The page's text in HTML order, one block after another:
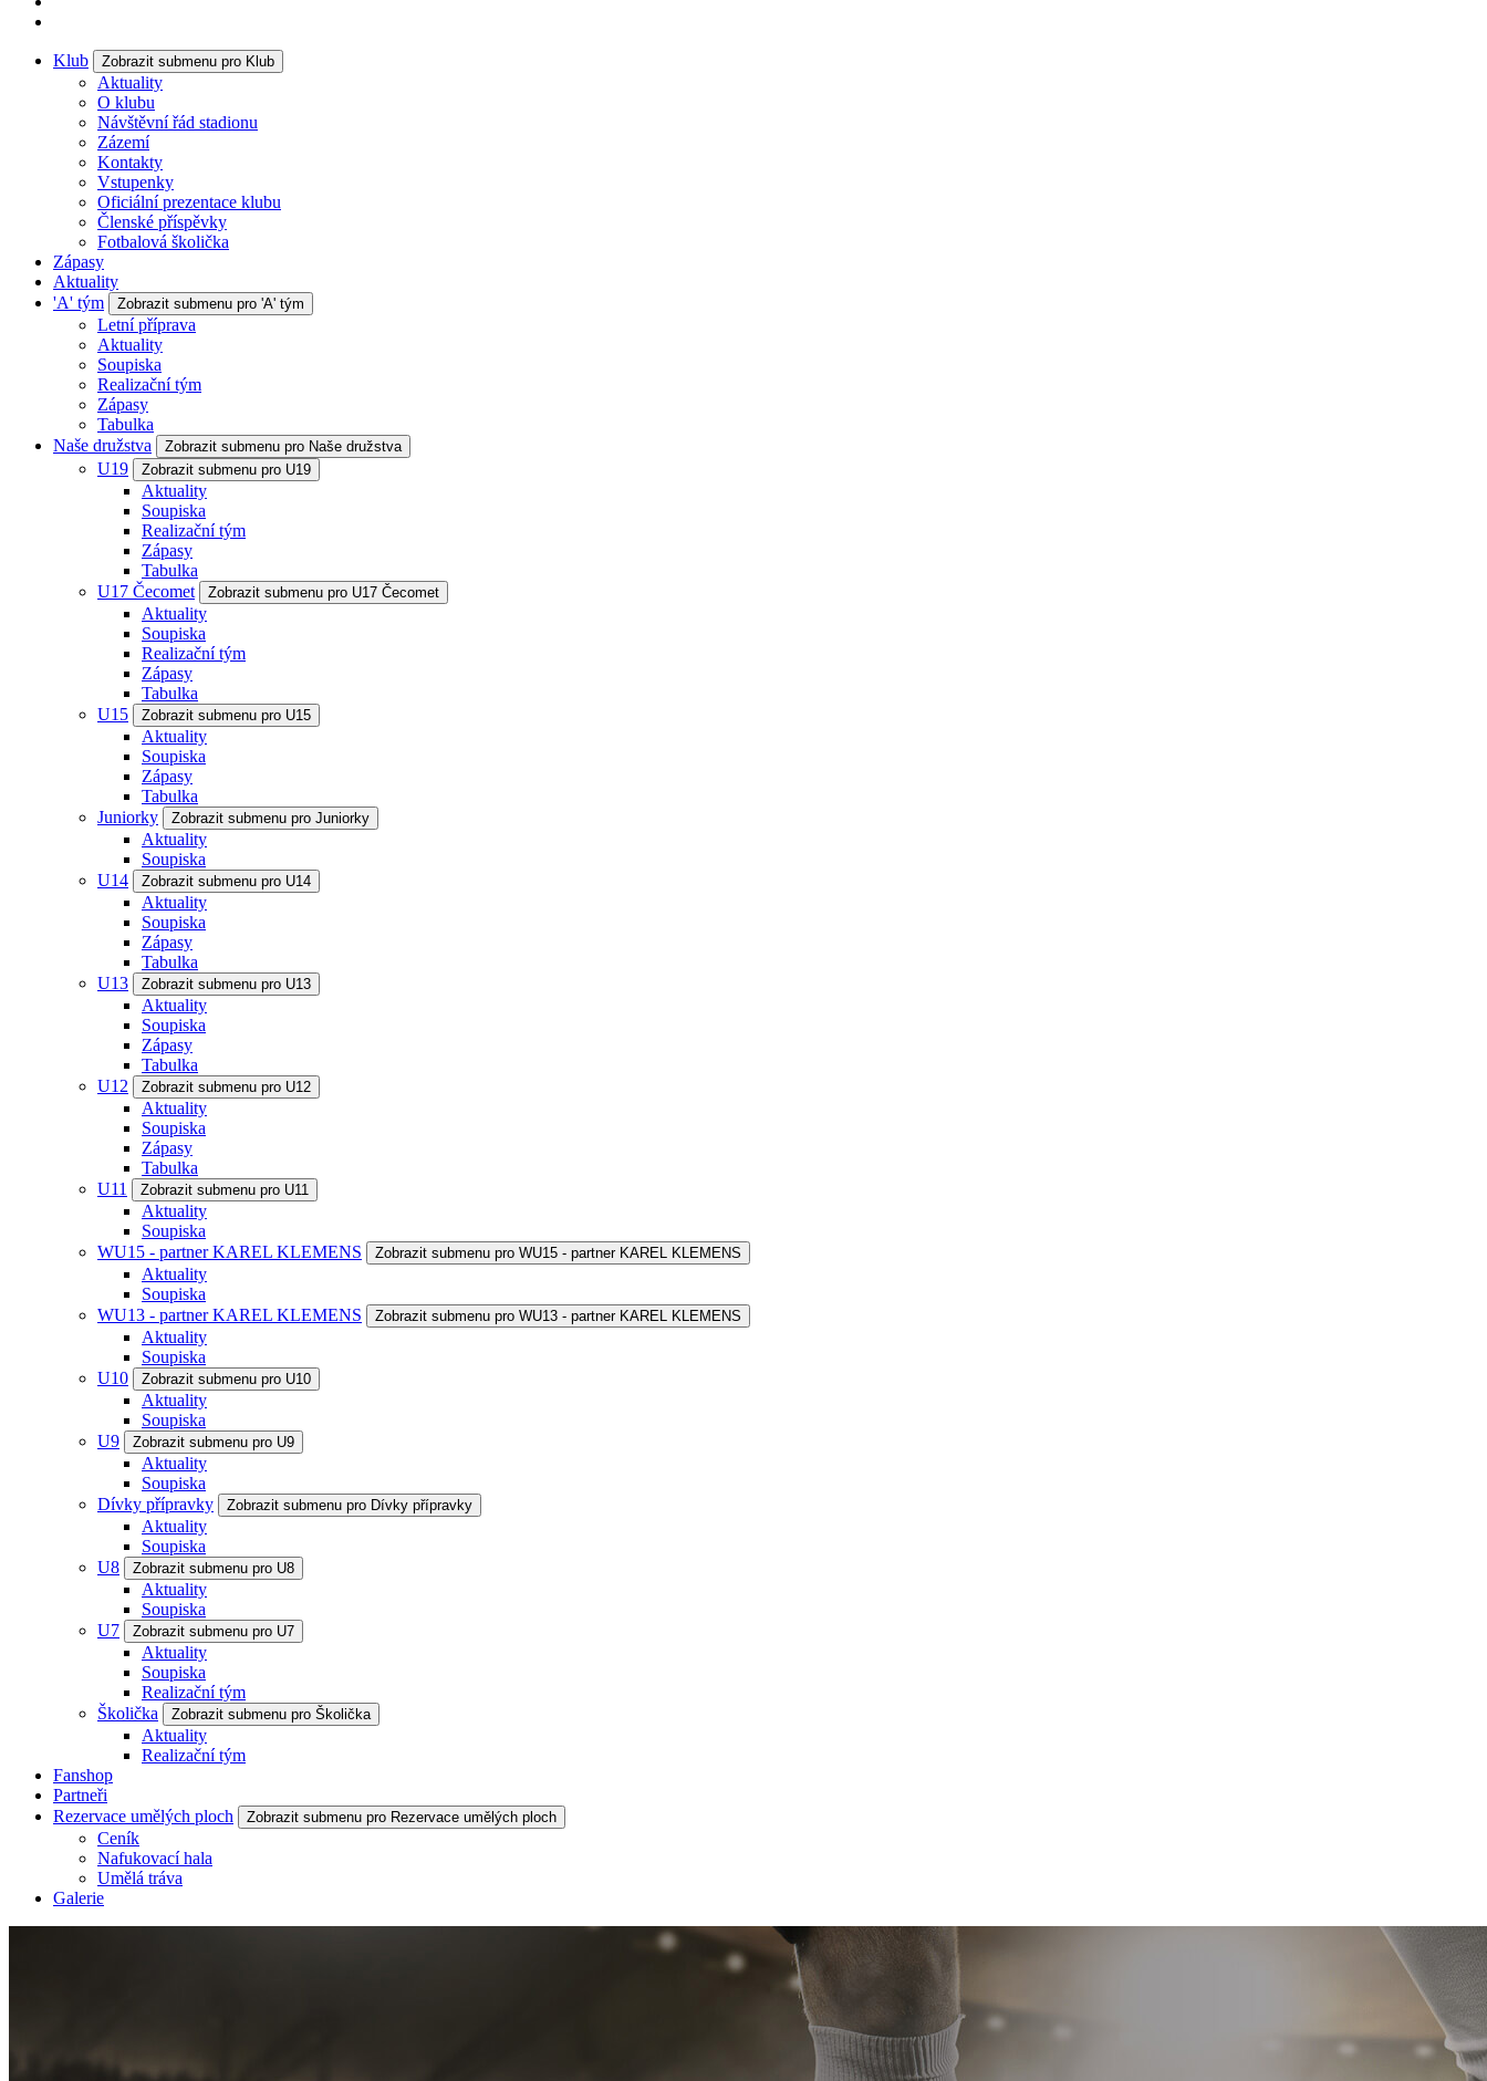
Klub Zobrazit submenu pro Klub
Aktuality
O klubu
Návštěvní řád stadionu
Zázemí
Kontakty
Vstupenky
Oficiální prezentace klubu
Členské příspěvky
Fotbalová školička
Zápasy
Aktuality
'A' tým
Zobrazit submenu pro 'A' tým
Letní příprava
Aktuality
Soupiska
Realizační tým
Zápasy
Tabulka
Naše družstva
Zobrazit submenu pro Naše družstva
U19 Zobrazit submenu pro U19
Aktuality
Soupiska
Realizační tým
Zápasy
Tabulka
U17 Čecomet
Zobrazit submenu pro U17 Čecomet
Aktuality
Soupiska
Realizační tým
Zápasy
Tabulka
U15
Zobrazit submenu pro U15
Aktuality
Soupiska
Zápasy
Tabulka
Juniorky
Zobrazit submenu pro Juniorky
Aktuality
Soupiska
U14
Zobrazit submenu pro U14
Aktuality
Soupiska
Zápasy
Tabulka
U13
Zobrazit submenu pro U13
Aktuality
Soupiska
Zápasy
Tabulka
U12
Zobrazit submenu pro U12
Aktuality
Soupiska
Zápasy
Tabulka
U11
Zobrazit submenu pro U11
Aktuality
Soupiska
WU15 - partner KAREL KLEMENS
Zobrazit submenu pro WU15 - partner KAREL KLEMENS
Aktuality
Soupiska
WU13 - partner KAREL KLEMENS
Zobrazit submenu pro WU13 - partner KAREL KLEMENS
Aktuality
Soupiska
U10
Zobrazit submenu pro U10
Aktuality
Soupiska
U9
Zobrazit submenu pro U9
Aktuality
Soupiska
Dívky přípravky
Zobrazit submenu pro Dívky přípravky
Aktuality
Soupiska
U8
Zobrazit submenu pro U8
Aktuality
Soupiska
U7
Zobrazit submenu pro U7
Aktuality
Soupiska
Realizační tým
Školička
Zobrazit submenu pro Školička
Aktuality
Realizační tým
Fanshop
Partneři
Rezervace umělých ploch
Zobrazit submenu pro Rezervace umělých ploch
Ceník
Nafukovací hala
Umělá tráva
Galerie